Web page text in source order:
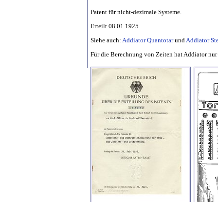
Patent für nicht-dezimale Systeme.
Erteilt 08.01.1925
Siehe auch: Addiator QuantotarundAddiator
Für die Berechnung von Zeiten hat Addiator